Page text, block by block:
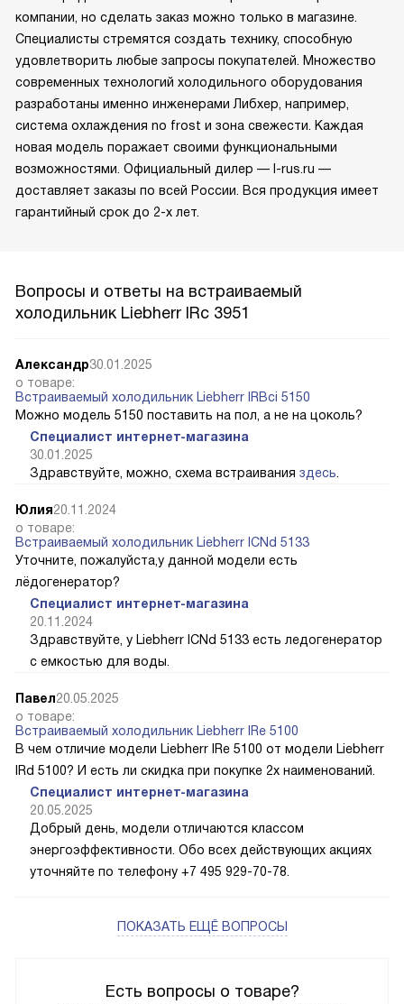
компании, но сделать заказ можно только в магазине.
Специалисты стремятся создать технику, способную
удовлетворить любые запросы покупателей. Множество
современных технологий холодильного оборудования
разработаны именно инженерами Либхер, например,
система охлаждения no frost и зона свежести. Каждая
новая модель поражает своими функциональными
возможностями. Официальный дилер — l-rus.ru —
доставляет заказы по всей России. Вся продукция имеет
гарантийный срок до 2-х лет.
Вопросы и ответы на встраиваемый
холодильник Liebherr IRc 3951
Есть вопросы о товаре?
Александр30.01.2025
о товаре:
Встраиваемый холодильник Liebherr IRBci 5150
Можно модель 5150 поставить на пол, а не на цоколь?
Специалист интернет-магазина
30.01.2025
Здравствуйте, можно, схема встраивания здесь.
Юлия20.11.2024
о товаре:
Встраиваемый холодильник Liebherr ICNd 5133
Уточните, пожалуйста,у данной модели есть
лёдогенератор?
Специалист интернет-магазина
20.11.2024
Здравствуйте, у Liebherr ICNd 5133 есть ледогенератор
с емкостью для воды.
Павел20.05.2025
о товаре:
Встраиваемый холодильник Liebherr IRe 5100
В чем отличие модели Liebherr IRe 5100 от модели Liebherr
IRd 5100? И есть ли скидка при покупке 2х наименований.
Специалист интернет-магазина
20.05.2025
Добрый день, модели отличаются классом
энергоэффективности. Обо всех действующих акциях
уточняйте по телефону +7 495 929-70-78.
ПОКАЗАТЬ ЕЩЁ ВОПРОСЫ